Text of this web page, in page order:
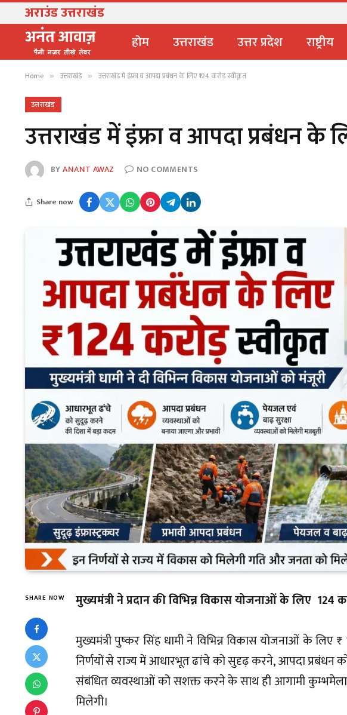
अराउंड उत्तराखंड
होम उत्तराखंड उत्तर प्रदेश राष्ट्रीय
Home » उत्तराखंड » उत्तराखंड में इंफ्रा व आपदा प्रबंधन के लिए ₹124 करोड़ स्वीकृत
उत्तराखंड
उत्तराखंड में इंफ्रा व आपदा प्रबंधन के
BYANANT AWAZ NO COMMENTS
Share now
SHARE NOW
मुख्यमंत्री ने प्रदान की विभिन्न विकास योजनाओं के लिए ₹ 124
मुख्यमंत्री पुष्कर सिंह धामी ने विभिन्न विकास योजनाओं के लिए
निर्णयों से राज्य में आधारभूत ढांचे को सुदृढ़ करने, आपदा प्रबंधन
संबंधित व्यवस्थाओं को सशक्त करने के साथ ही आगामी
मिलेगी।